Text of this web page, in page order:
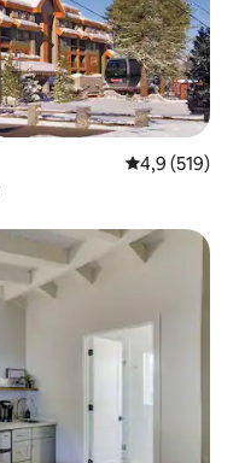
Średnia
4,9 (519)